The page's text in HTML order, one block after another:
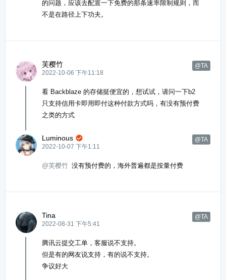
的问题，应该去配置一下免费的那条速率限制规则，而
不是在路径上下功夫。
芙樱竹
@TA
2022-10-06 下午11:18
看 Backblaze 的存储挺便宜的，想试试，请问一下b2
只支持信用卡即用即付这种付款方式吗，有没有预付费
之类的方式
Luminous @TA

2022-10-07 下午1:11
@芙樱竹 没有预付费的，海外普遍都是按量付费
Tina
@TA
2022-08-31 下午5:41
腾讯云提交工单，客服说不支持。
但是有的网友说支持，有的说不支持。
争议好大